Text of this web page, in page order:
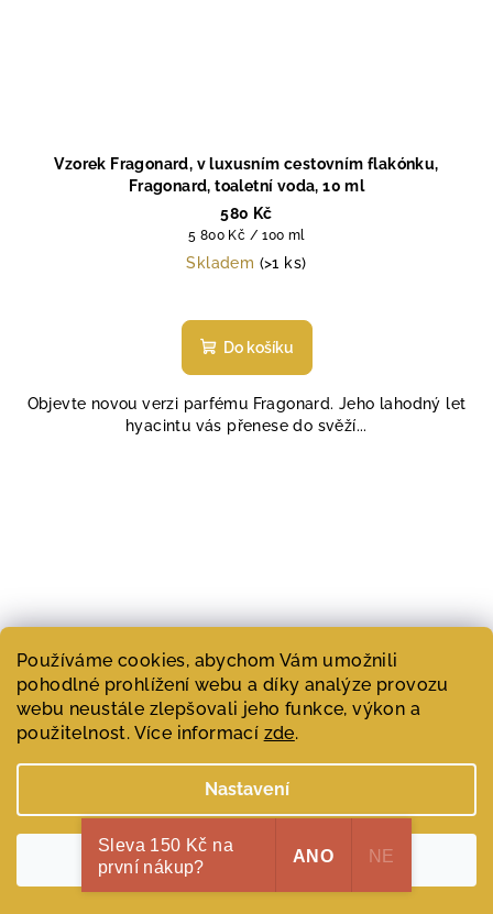
Používáme cookies, abychom Vám umožnili
pohodlné prohlížení webu a díky analýze provozu
webu neustále zlepšovali jeho funkce, výkon a
použitelnost. Více informací zde.
Nastavení
Souhlasím
Vzorek Fragonard, v luxusním cestovním flakónku,
Fragonard, toaletní voda, 10 ml
580 Kč
Měrná
cena:
5 800 Kč / 100 ml
Skladem (>1 ks)
Do košíku
Objevte novou verzi parfému Fragonard. Jeho lahodný let
hyacintu vás přenese do svěží...
Sleva 150 Kč na
první nákup?
ANO NE